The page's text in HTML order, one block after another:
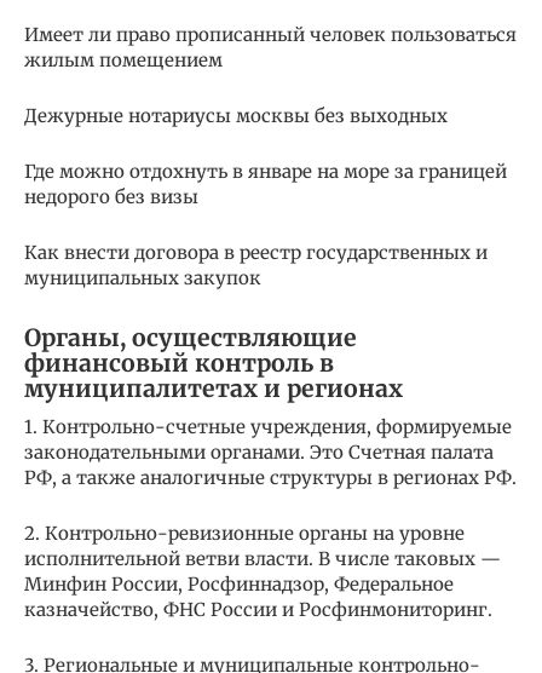
Имеет ли право прописанный человек пользоваться
жилым помещением
Дежурные нотариусы москвы без выходных
Где можно отдохнуть в январе на море за границей
недорого без визы
Как внести договора в реестр государственных и
муниципальных закупок
Органы, осуществляющие
финансовый контроль в
муниципалитетах и регионах
1. Контрольно-счетные учреждения, формируемые
законодательными органами. Это Счетная палата
РФ, а также аналогичные структуры в регионах РФ.
2. Контрольно-ревизионные органы на уровне
исполнительной ветви власти. В числе таковых —
Минфин России, Росфиннадзор, Федеральное
казначейство, ФНС России и Росфинмониторинг.
3. Региональные и муниципальные контрольно-